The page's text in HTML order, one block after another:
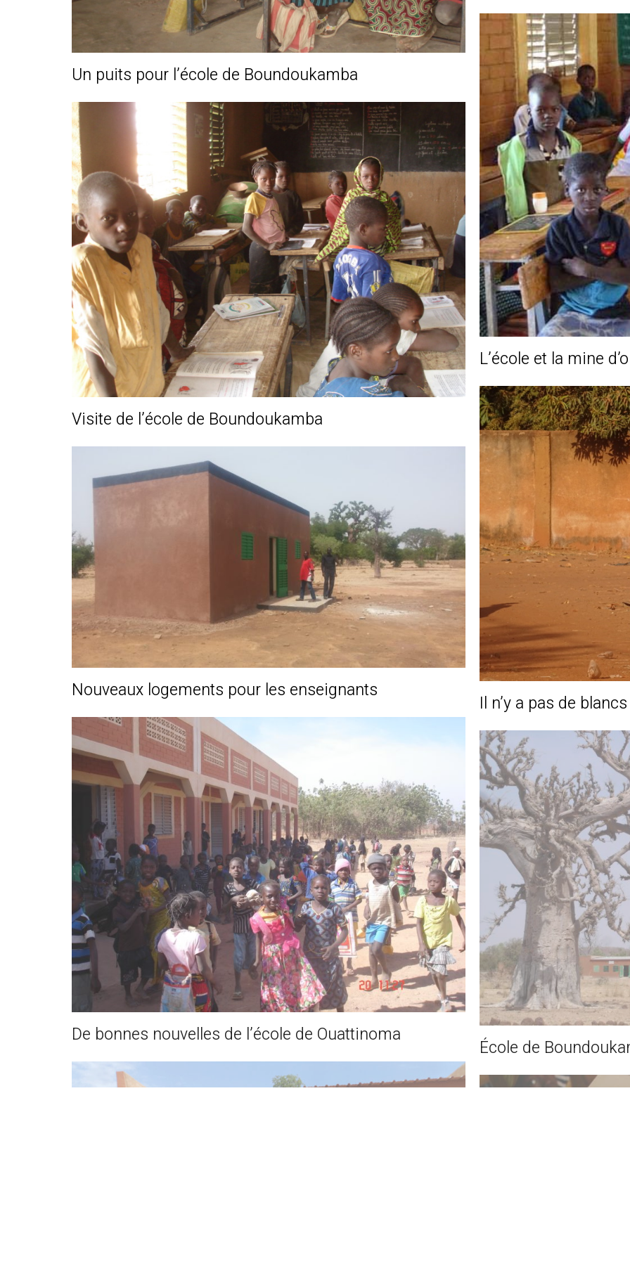
Un puits pour l’école de Boundoukamba
L’école et la mine
Visite de l’école de Boundoukamba
Il n’y a pas de
Nouveaux logements pour les enseignants
De bonnes nouvelles de l’école de Ouattinoma
École de